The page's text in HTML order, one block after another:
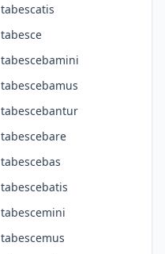
tabescatis
tabesce
tabescebamini
tabescebamus
tabescebantur
tabescebare
tabescebas
tabescebatis
tabescemini
tabescemus